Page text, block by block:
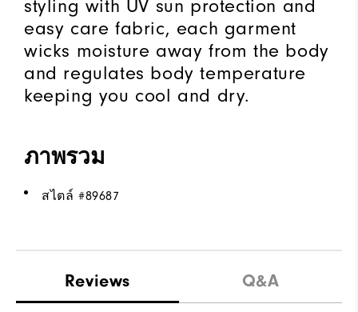
styling with UV sun protection and
easy care fabric, each garment
wicks moisture away from the body
and regulates body temperature
keeping you cool and dry.
ภาพรวม
สไตล์ #89687
Reviews Q&A